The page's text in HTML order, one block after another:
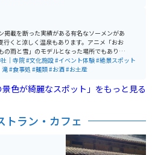
山側と長野側からアクセスできますが、長野
20分。富山側からは約2時間45分かかりま
から行った方が早いです。
掲載を断った実績がある有名なソーメンがあ
行くと涼しく温泉もあります。アニメ「おお
の雨と雪」のモデルとなった場所でもありま
お土産にあんころ餅がオススメです。近くに
｜寺院#文化施設#イベント体験#絶景スポット
滝#食事処 #麺類#お酒#お土産
景色が綺麗なスポット」をもっと見る
トラン・カフェ